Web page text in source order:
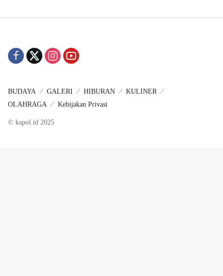
BUDAYA GALERI HIBURAN
KULINER
OLAHRAGA
Kebijakan Privasi
© kapol.id 2025